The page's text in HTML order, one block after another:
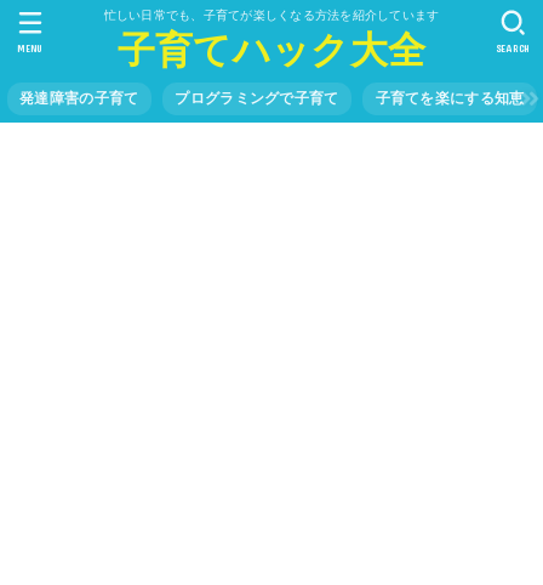
忙しい日常でも、子育てが楽しくなる方法を紹介しています
子育てハック大全
発達障害の子育て プログラミングで子育て 子育てを楽にする知恵
SEARCH
MENU